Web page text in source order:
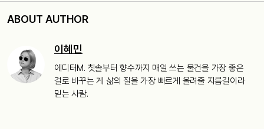
ABOUT AUTHOR
이혜민
에디터M. 칫솔부터 향수까지 매일 쓰는 물건을 가장 좋은
걸로 바꾸는 게 삶의 질을 가장 빠르게 올려줄 지름길이라
믿는 사람.